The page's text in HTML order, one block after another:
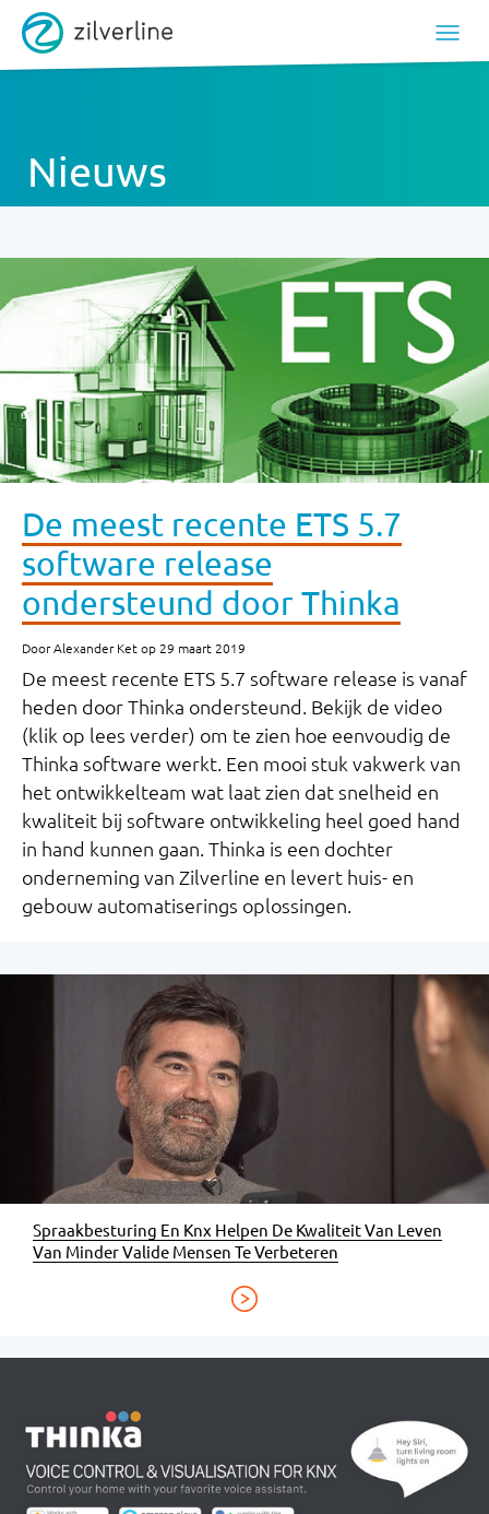
Nieuws
De meest recente ETS 5.7
software release
ondersteund door Thinka
Door Alexander Ket op 29 maart 2019
De meest recente ETS 5.7 software release is vanaf
heden door Thinka ondersteund. Bekijk de video
(klik op lees verder) om te zien hoe eenvoudig de
Thinka software werkt. Een mooi stuk vakwerk van
het ontwikkelteam wat laat zien dat snelheid en
kwaliteit bij software ontwikkeling heel goed hand
in hand kunnen gaan. Thinka is een dochter
onderneming van Zilverline en levert huis- en
gebouw automatiserings oplossingen.
Spraakbesturing En Knx Helpen De Kwaliteit Van Leven
Van Minder Valide Mensen Te Verbeteren